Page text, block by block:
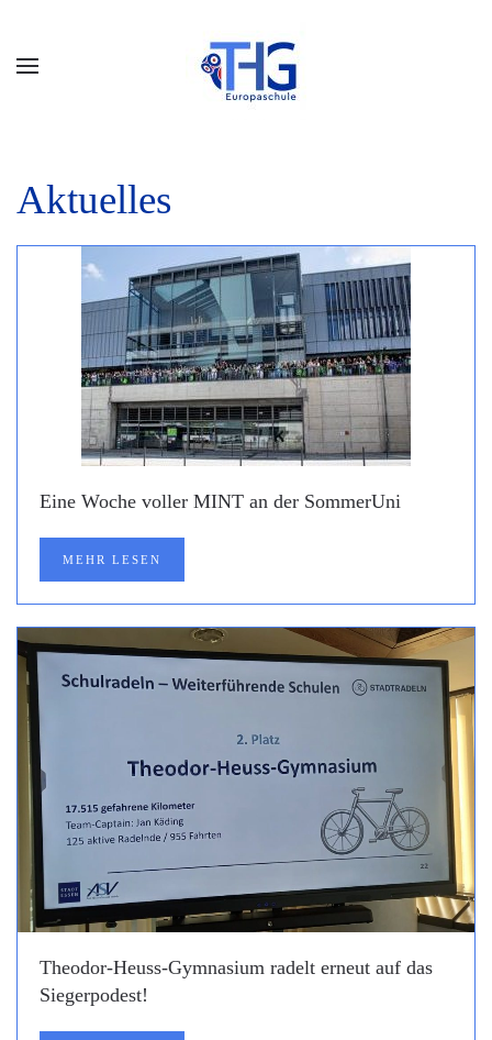
Aktuelles
Eine Woche voller MINT an der SommerUni
MEHR LESEN
Theodor-Heuss-Gymnasium radelt erneut auf das
Siegerpodest!